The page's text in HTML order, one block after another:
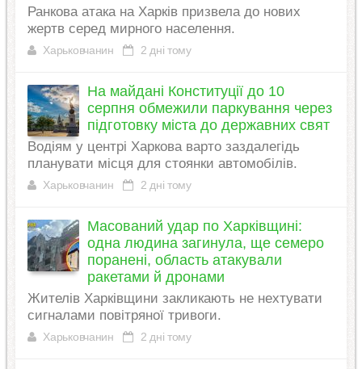
Ранкова атака на Харків призвела до нових
жертв серед мирного населення.
Харьковчанин 2 дні тому
На майдані Конституції до 10
серпня обмежили паркування через
підготовку міста до державних свят
Водіям у центрі Харкова варто заздалегідь
планувати місця для стоянки автомобілів.
Харьковчанин 2 дні тому
Масований удар по Харківщині:
одна людина загинула, ще семеро
поранені, область атакували
ракетами й дронами
Жителів Харківщини закликають не нехтувати
сигналами повітряної тривоги.
Харьковчанин 2 дні тому